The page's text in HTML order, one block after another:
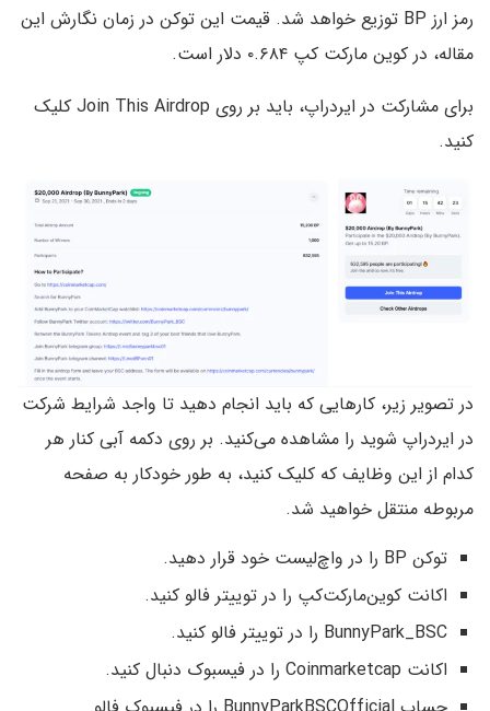
رمز ارز BP توزیع خواهد شد. قیمت این توکن در زمان نگارش این
مقاله، در کوین مارکت کپ ۰.۶۸۴ دلار است.
برای مشارکت در ایردراپ، باید بر روی Join This Airdrop کلیک
کنید.
در تصویر زیر، کارهایی که باید انجام دهید تا واجد شرایط شرکت
در ایردراپ شوید را مشاهده می‌کنید. بر روی دکمه آبی کنار هر
کدام از این وظایف که کلیک کنید، به طور خودکار به صفحه
مربوطه منتقل خواهید شد.
توکن BP را در واچ‌لیست خود قرار دهید.
اکانت کوین‌مارکت‌کپ را در توییتر فالو کنید.
BunnyPark_BSC را در توییتر فالو کنید.
اکانت Coinmarketcap را در فیسبوک دنبال کنید.